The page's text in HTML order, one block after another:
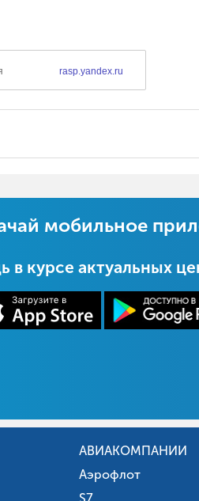
мобильное
в курсе актуальных
АВИАКОМПАНИИ
Аэрофлот